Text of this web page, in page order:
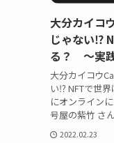
大分カイコ
じゃない⁉︎
る？ 〜実践
大分カイコウ
い⁉︎ NFTで世
にオンライン
号屋の紫竹 さ
2022.02.23